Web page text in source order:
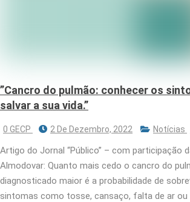
”Cancro do pulmão: conhecer os
salvar a sua vida.”
0 GECP 2 De Dezembro, 2022 Notícias
Artigo do Jornal “Público” – com participação
Almodovar: Quanto mais cedo o cancro do
diagnosticado maior é a probabilidade de
sintomas como tosse, cansaço, falta de ar ou